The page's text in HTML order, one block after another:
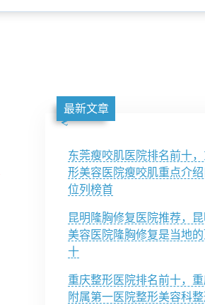
最新文章
东莞瘦咬肌医院排名前十
形美容医院瘦咬肌重点介
位列榜首
昆明隆胸修复医院推荐，
美容医院隆胸修复是当地
十
重庆整形医院排名前十，
附属第一医院整形美容科